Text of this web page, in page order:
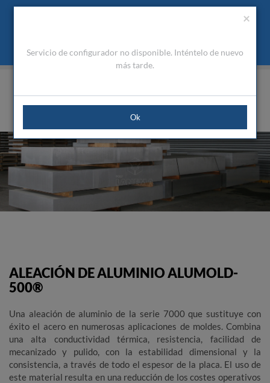
Utilizamos cookies para mejorar la navegación. Al cerrar este
Qué son las cookies
ES
Área Cliente
Presupuesto(0)
ALEACIÓN DE ALUMINIO ALUMOLD-
500®
Una aleación de aluminio de la serie 7000 que sustituye con
éxito el acero en numerosas aplicaciones de moldes. Combina
una alta conductividad térmica, resistencia, facilidad de
mecanizado y pulido, con la estabilidad dimensional y la
consistencia, a través de todo el espesor de la placa. El uso de
este material resulta en una reducción de los costes operativos
×
Servicio de configurador no disponible. Inténtelo de nuevo
más tarde.
Ok